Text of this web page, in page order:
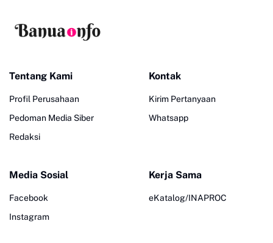
Tentang Kami
Profil Perusahaan
Pedoman Media Siber
Redaksi
Kontak
Kirim Pertanyaan
Whatsapp
Media Sosial
Facebook
Instagram
Kerja Sama
eKatalog/INAPROC